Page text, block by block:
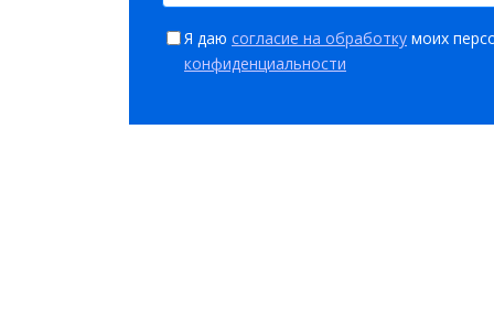
Я даю согласие на обработку моих
конфиденциальности